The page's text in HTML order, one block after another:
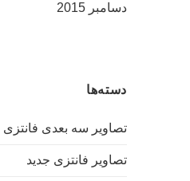
دسامبر 2015
دسته‌ها
تصاویر سه بعدی فانتزی
تصاویر فانتزی جدید